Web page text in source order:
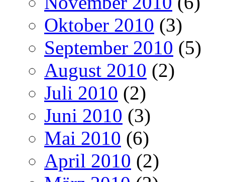
Oktober 2010 (3)
September 2010 (5)
August 2010 (2)
Juli 2010 (2)
Juni 2010 (3)
Mai 2010 (6)
April 2010 (2)